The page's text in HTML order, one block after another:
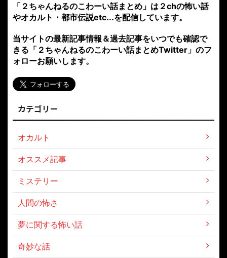
「２ちゃんねるのこわーい話まとめ」は２chの怖い話
やオカルト・都市伝説etc...を配信しています。
当サイトの最新記事情報＆過去記事をいつでも確認で
きる「２ちゃんねるのこわーい話まとめTwitter」のフ
ォローお願いします。
カテゴリー
オカルト
オススメ記事
ミステリー
人間の怖さ
夢に関する怖い話
奇妙な話